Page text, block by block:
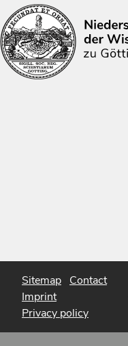
Sitemap Contact
Imprint
Privacy policy